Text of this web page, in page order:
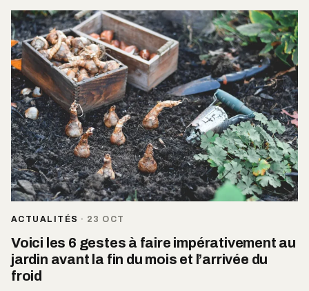
ACTUALITÉS · 23 OCT
Voici les 6 gestes à faire impérativement au
jardin avant la fin du mois et l’arrivée du
froid